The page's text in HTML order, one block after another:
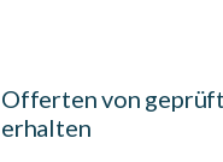
Offerten von
erhalten